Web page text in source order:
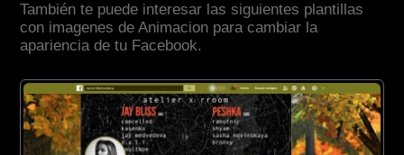
También te puede interesar las siguientes plantillas
con imagenes de Animacion para cambiar la
apariencia de tu Facebook.